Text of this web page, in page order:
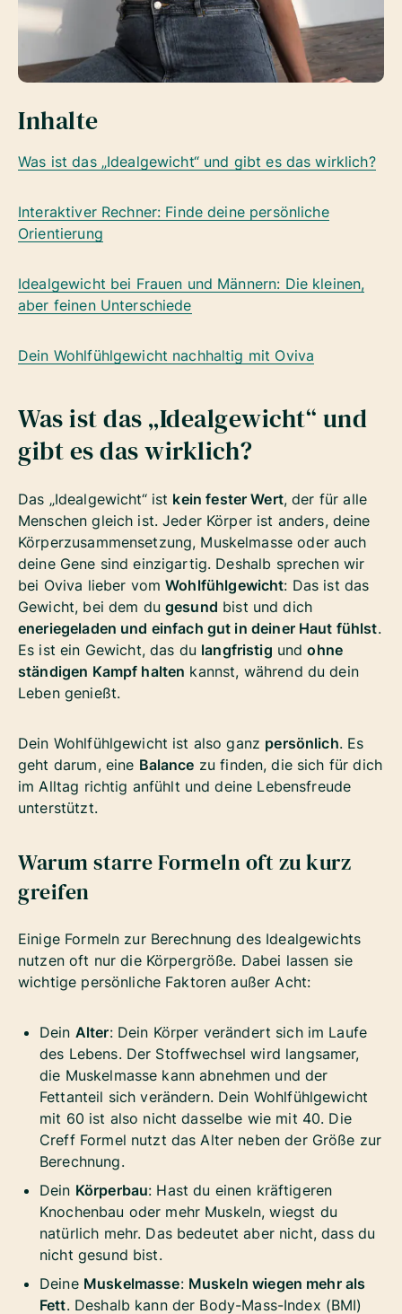
Inhalte
Was ist das „Idealgewicht“ und gibt es das wirklich?
Interaktiver Rechner: Finde deine persönliche
Orientierung
Idealgewicht bei Frauen und Männern: Die kleinen,
aber feinen Unterschiede
Dein Wohlfühlgewicht nachhaltig mit Oviva
Was ist das „Idealgewicht“ und
gibt es das wirklich?
Das „Idealgewicht“ ist kein fester Wert, der für alle
Menschen gleich ist. Jeder Körper ist anders, deine
Körperzusammensetzung, Muskelmasse oder auch
deine Gene sind einzigartig. Deshalb sprechen wir
bei Oviva lieber vomWohlfühlgewicht: Das ist das
Gewicht, bei dem du gesund bist und dich
eneriegeladen und einfach gut in deiner Haut fühlst.
Es ist ein Gewicht, das du langfristig undohne
ständigen Kampf halten kannst, während du dein
Leben genießt.
Dein Wohlfühlgewicht ist also ganz persönlich. Es
geht darum, eine Balance zu finden, die sich für dich
im Alltag richtig anfühlt und deine Lebensfreude
unterstützt.
Warum starre Formeln oft zu kurz
greifen
Einige Formeln zur Berechnung des Idealgewichts
nutzen oft nur die Körpergröße. Dabei lassen sie
wichtige persönliche Faktoren außer Acht:
Dein Alter: Dein Körper verändert sich im Laufe
des Lebens. Der Stoffwechsel wird langsamer,
die Muskelmasse kann abnehmen und der
Fettanteil sich verändern. Dein Wohlfühlgewicht
mit 60 ist also nicht dasselbe wie mit 40. Die
Creff Formel nutzt das Alter neben der Größe zur
Berechnung.
Dein Körperbau: Hast du einen kräftigeren
Knochenbau oder mehr Muskeln, wiegst du
natürlich mehr. Das bedeutet aber nicht, dass du
nicht gesund bist.
Deine Muskelmasse: Muskeln wiegen mehr als
Fett. Deshalb kann der Body-Mass-Index (BMI)